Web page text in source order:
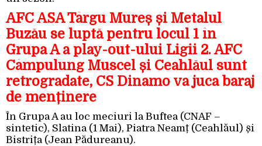
AFC ASA Târgu Mureș și Metalul
Buzău se luptă pentru locul 1 în
Grupa A a play-out-ului Ligii 2. AFC
Câmpulung Muscel și Ceahlăul sunt
retrogradate, CS Dinamo va juca baraj
de menținere
În Grupa A au loc meciuri la Buftea (CNAF –
sintetic), Slatina (1 Mai), Piatra Neamț (Ceahlăul) și
Bistrița (Jean Pădureanu).